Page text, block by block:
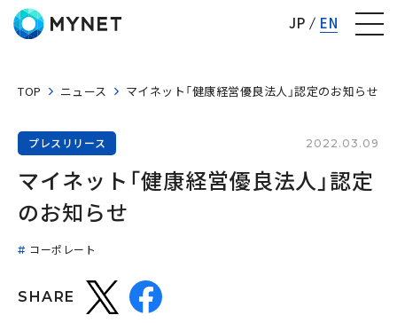
JP EN
TOP ニュース マイネット「健康経営優良法人」認定のお知らせ
プレスリリース 2022.03.09
マイネット「健康経営優良法人」認定
のお知らせ
コーポレート
SHARE